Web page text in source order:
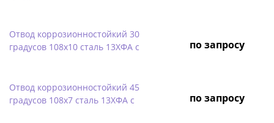
Отвод коррозионностойкий 30
градусов 108х10 сталь 13ХФА с
по запросу
Отвод коррозионностойкий 45
градусов 108х7 сталь 13ХФА с
по запросу